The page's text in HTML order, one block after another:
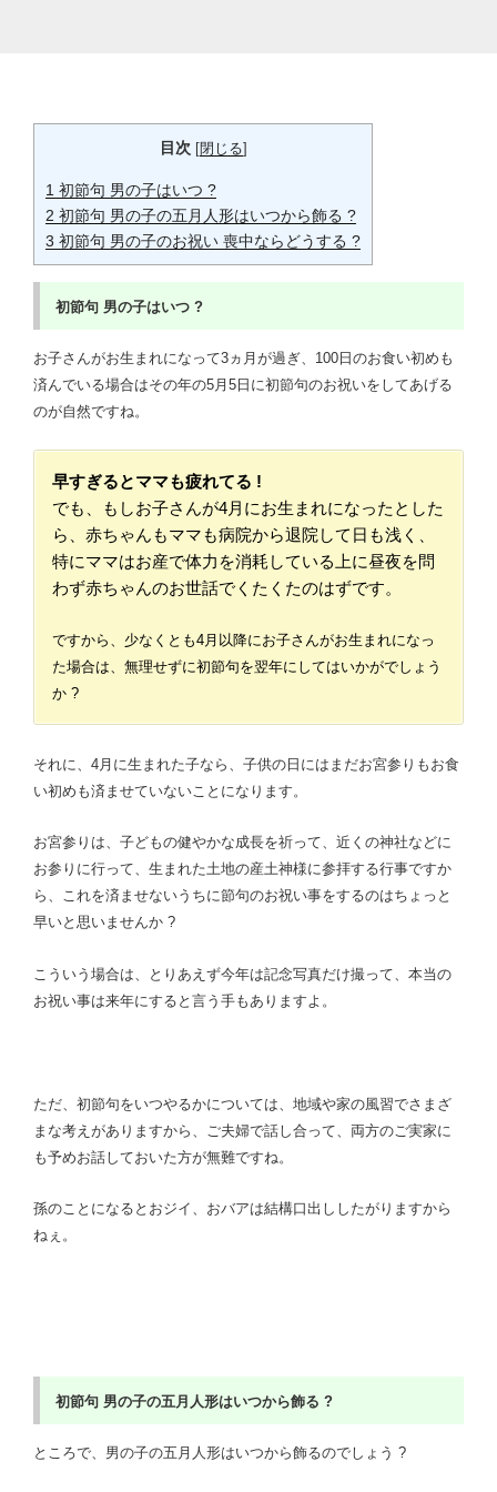
目次 [閉じる]
1 初節句 男の子はいつ ?
2 初節句 男の子の五月人形はいつから飾る ?
3 初節句 男の子のお祝い 喪中ならどうする ?
初節句 男の子はいつ ?
お子さんがお生まれになって3ヵ月が過ぎ、100日のお食い初めも
済んでいる場合はその年の5月5日に初節句のお祝いをしてあげる
のが自然ですね。
早すぎるとママも疲れてる !
でも、もしお子さんが4月にお生まれになったとした
ら、赤ちゃんもママも病院から退院して日も浅く、
特にママはお産で体力を消耗している上に昼夜を問
わず赤ちゃんのお世話でくたくたのはずです。
ですから、少なくとも4月以降にお子さんがお生まれになっ
た場合は、無理せずに初節句を翌年にしてはいかがでしょう
か ?
それに、4月に生まれた子なら、子供の日にはまだお宮参りもお食
い初めも済ませていないことになります。
お宮参りは、子どもの健やかな成長を祈って、近くの神社などに
お参りに行って、生まれた土地の産土神様に参拝する行事ですか
ら、これを済ませないうちに節句のお祝い事をするのはちょっと
早いと思いませんか ?
こういう場合は、とりあえず今年は記念写真だけ撮って、本当の
お祝い事は来年にすると言う手もありますよ。
ただ、初節句をいつやるかについては、地域や家の風習でさまざ
まな考えがありますから、ご夫婦で話し合って、両方のご実家に
も予めお話しておいた方が無難ですね。
孫のことになるとおジイ、おバアは結構口出ししたがりますから
ねぇ。
初節句 男の子の五月人形はいつから飾る ?
ところで、男の子の五月人形はいつから飾るのでしょう ?